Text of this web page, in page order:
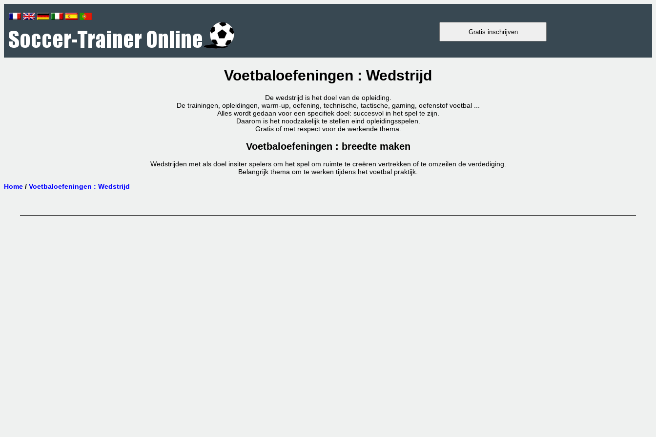
Gratis inschrijven
Voetbaloefeningen : Wedstrijd
De wedstrijd is het doel van de opleiding.
De trainingen, opleidingen, warm-up, oefening, technische, tactische, gaming, oefenstof voetbal ...
Alles wordt gedaan voor een specifiek doel: succesvol in het spel te zijn.
Daarom is het noodzakelijk te stellen eind opleidingsspelen.
Gratis of met respect voor de werkende thema.
Voetbaloefeningen : breedte maken
Wedstrijden met als doel insiter spelers om het spel om ruimte te creëren vertrekken of te omzeilen de verdediging.
Belangrijk thema om te werken tijdens het voetbal praktijk.
Home / Voetbaloefeningen : Wedstrijd